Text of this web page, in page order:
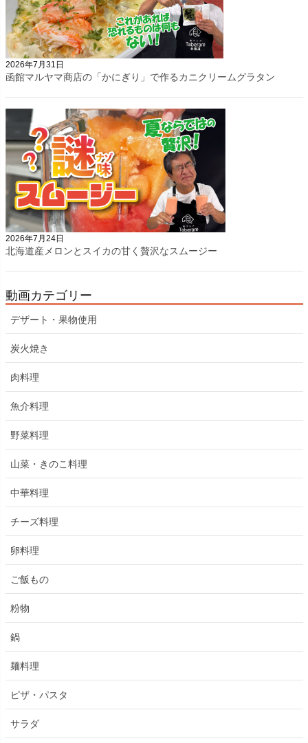
2026年7月31日
函館マルヤマ商店の「かにぎり」で作るカニクリームグラタン
2026年7月24日
北海道産メロンとスイカの甘く贅沢なスムージー
動画カテゴリー
デザート・果物使用
炭火焼き
肉料理
魚介料理
野菜料理
山菜・きのこ料理
中華料理
チーズ料理
卵料理
ご飯もの
粉物
鍋
麺料理
ピザ・パスタ
サラダ